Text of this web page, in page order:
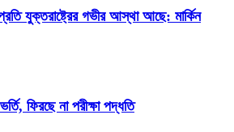
যুক্তরাষ্ট্রের গভীর আস্থা আছে: মার্কিন
ফিরছে না পরীক্ষা পদ্ধতি